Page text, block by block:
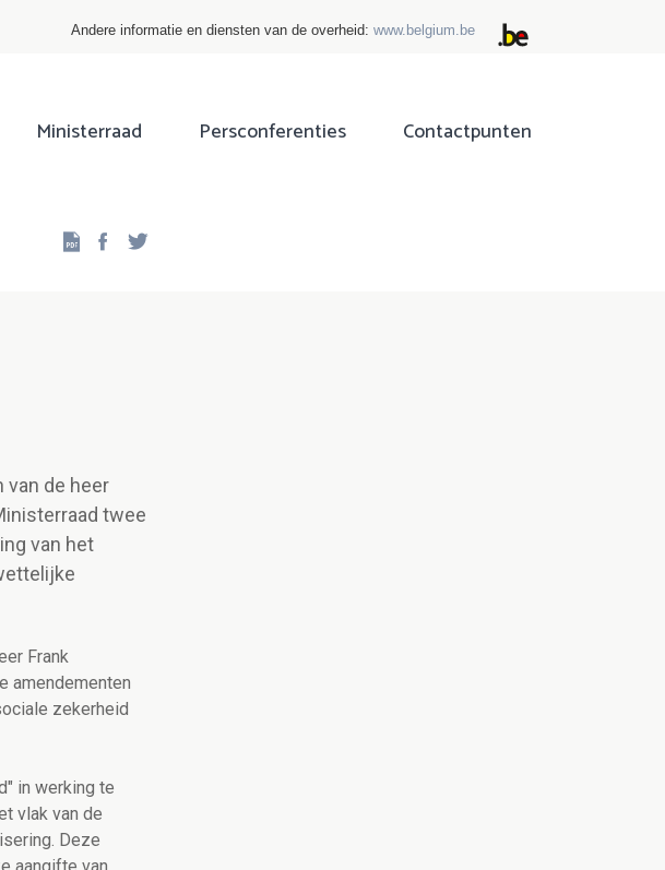
Andere informatie en diensten van de overheid: www.belgium.be
Ministerraad Persconferenties Contactpunten
Facebook
van de heer
twee
van het
Frank
amendementen
zekerheid
in werking te
vlak van de
Deze